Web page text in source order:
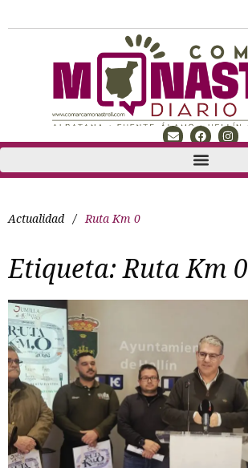
Actualidad / Ruta Km 0
Etiqueta:Ruta Km 0